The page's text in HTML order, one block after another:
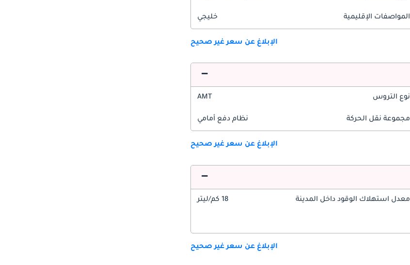
المواصفات الإقليمية خليجي
الإبلاغ عن سعر غير صحيح
نوع التروس AMT
مجموعة نقل الحركة نظام دفع أمامي
الإبلاغ عن سعر غير صحيح
معدل استهلاك الوقود داخل المدينة 18 كم/ليتر
الإبلاغ عن سعر غير صحيح